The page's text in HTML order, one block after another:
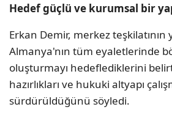
Hedef güçlü ve kurumsal bir
Erkan Demir, merkez teşkilatının
Almanya'nın tüm eyaletlerinde
oluşturmayı hedeflediklerini
hazırlıkları ve hukuki altyapı
sürdürüldüğünü söyledi.